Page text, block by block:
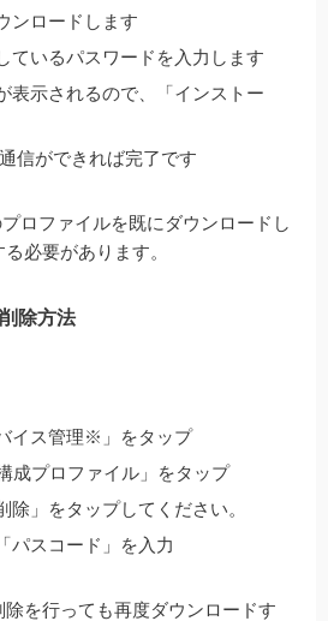
ンロードします
ているパスワードを入力します
表示されるので、「インストー
信ができれば完了です
ロファイルを既にダウンロードし
必要があります。
除方法
イス管理※ 」をタップ
成プロファイル」をタップ
除」をタップしてください。
パスコード」を入力
を行っても再度ダウンロードす